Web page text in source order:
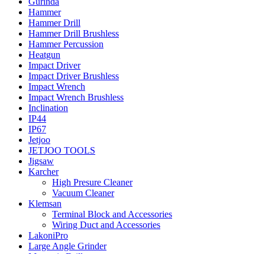
Hammer
Hammer Drill
Hammer Drill Brushless
Hammer Percussion
Heatgun
Impact Driver
Impact Driver Brushless
Impact Wrench
Impact Wrench Brushless
Inclination
IP44
IP67
Jetjoo
JETJOO TOOLS
Jigsaw
Karcher
High Presure Cleaner
Vacuum Cleaner
Klemsan
Terminal Block and Accessories
Wiring Duct and Accessories
LakoniPro
Large Angle Grinder